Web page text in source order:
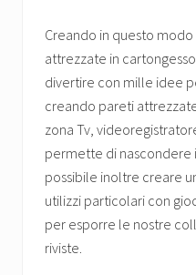
Creando in questo
attrezzate in
divertire con mille idee
creando pareti
zona Tv,
permette di nascondere
possibile inoltre creare
utilizzi particolari con
per esporre le nostre
riviste.